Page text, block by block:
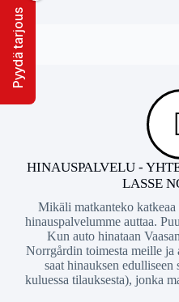
Pyydä tarjous
HINAUSPALVELU -
LASSE
Mikäli matkanteko katkeaa
hinauspalvelumme auttaa.
Kun auto hinataan
Norrgårdin toimesta meille
saat hinauksen
kuluessa tilauksesta), jonka